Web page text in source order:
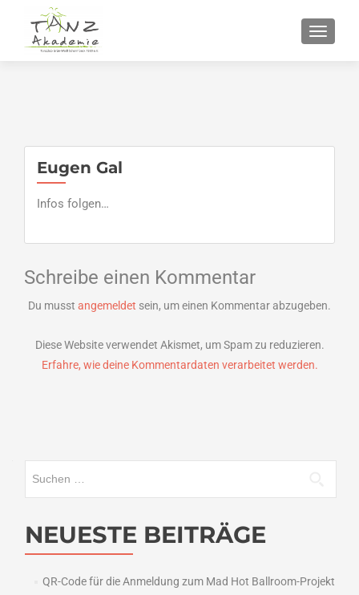
Eugen Gal
Infos folgen…
Schreibe einen Kommentar
Du musst angemeldet sein, um einen Kommentar abzugeben.
Diese Website verwendet Akismet, um Spam zu reduzieren.
Erfahre, wie deine Kommentardaten verarbeitet werden.
NEUESTE BEITRÄGE
QR-Code für die Anmeldung zum Mad Hot Ballroom-Projekt